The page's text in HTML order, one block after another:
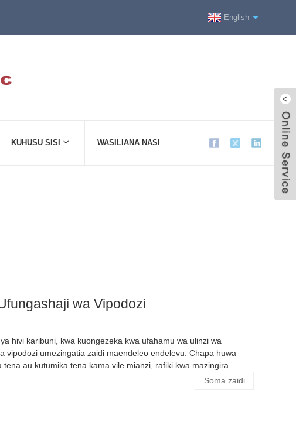
English
KUHUSU SISI WASILIANA NASI
wa Vipodozi
hivi karibuni, kwa kuongezeka kwa ufahamu wa ulinzi wa
vipodozi umezingatia zaidi maendeleo endelevu. Chapa huwa
au kutumika tena kama vile mianzi, rafiki kwa mazingira ...
Soma zaidi